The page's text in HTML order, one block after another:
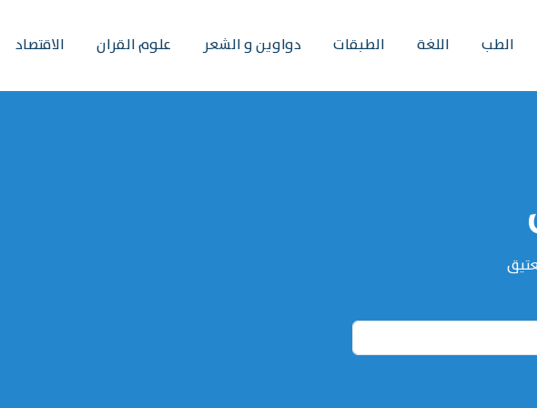
الطب اللغة الطبقات دواوين و الشعر علوم القران الاقتصاد